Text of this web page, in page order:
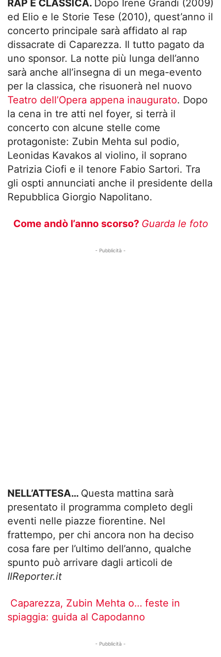
RAP E CLASSICA. Dopo Irene Grandi (2009)
ed Elio e le Storie Tese (2010), quest’anno il
concerto principale sarà affidato al rap
dissacrate di Caparezza. Il tutto pagato da
uno sponsor. La notte più lunga dell’anno
sarà anche all’insegna di un mega-evento
per la classica, che risuonerà nel nuovo
Teatro dell’Opera appena inaugurato. Dopo
la cena in tre atti nel foyer, si terrà il
concerto con alcune stelle come
protagoniste: Zubin Mehta sul podio,
Leonidas Kavakos al violino, il soprano
Patrizia Ciofi e il tenore Fabio Sartori. Tra
gli ospti annunciati anche il presidente della
Repubblica Giorgio Napolitano.
Come andò l’anno scorso? Guarda le foto
- Pubblicità -
NELL’ATTESA… Questa mattina sarà
presentato il programma completo degli
eventi nelle piazze fiorentine. Nel
frattempo, per chi ancora non ha deciso
cosa fare per l’ultimo dell’anno, qualche
spunto può arrivare dagli articoli de
IlReporter.it
Caparezza, Zubin Mehta o… feste in
spiaggia: guida al Capodanno
- Pubblicità -